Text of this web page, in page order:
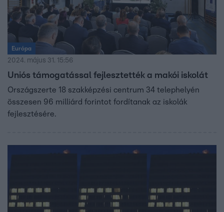
Európa
2024. május 31. 15:56
Uniós támogatással fejlesztették a makói iskolát
Országszerte 18 szakképzési centrum 34 telephelyén
összesen 96 milliárd forintot fordítanak az iskolák
fejlesztésére.